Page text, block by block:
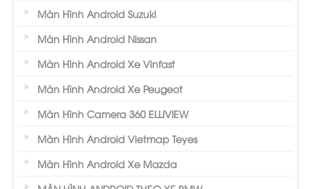
Màn Hình Android Suzuki
Màn Hình Android Nissan
Màn Hình Android Xe Vinfast
Màn Hình Android Xe Peugeot
Màn Hình Camera 360 ELLIVIEW
Màn Hình Android Vietmap Teyes
Màn Hình Android Xe Mazda